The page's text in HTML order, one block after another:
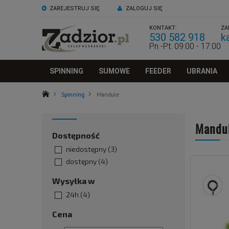
ZAREJESTRUJ SIĘ ZALOGUJ SIĘ
KONTAKT:
530 582 918
Pn -Pt: 09:00 - 17:00
SPINNING SUMOWE FEEDER UBRANIA
Spinning Mandule
Dostępność
niedostępny (3)
dostępny (4)
Wysyłka w
24h (4)
Cena